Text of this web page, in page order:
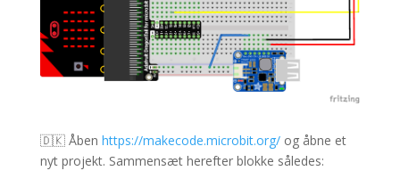
🇩🇰 Åben https://makecode.microbit.org/og åbne et
nyt projekt. Sammensæt herefter blokke således: